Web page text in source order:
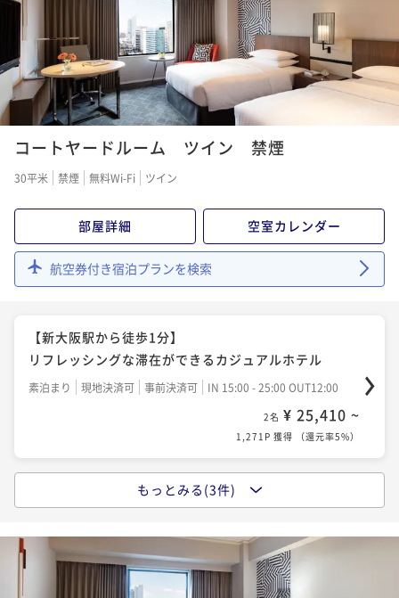
2名 ¥ 33,252 ~
1,663P 獲得 （還元率5%
3 ｄａｙｓ ｓｔａｙ ～連泊ステイ～
素泊まり 現地決済可 事前決済可 IN 15:00 - 25:00 OUT12:00
2名 ¥ 62,920 ~
3 days stay ～ ～連泊ステイ～ (朝食付)
朝食付き 現地決済可 事前決済可 IN 15:00 - 25:00 OUT12:00
2名 ¥ 89,778 ~
コートヤードルーム ツイン 禁煙
30平米 禁煙 無料Wi-Fi ツイン
部屋詳細 空室カレンダー
航空券付き宿泊プランを検索
【新大阪駅から徒歩1分】
リフレッシングな滞在ができるカジュアルホテル
素泊まり 現地決済可 事前決済可 IN 15:00 - 25:00 OUT12:00
2名 ¥ 25,410 ~
1,271P 獲得 （還元率5%）
【新大阪駅から徒歩1分】
朝食付き IN 15:00 - 25:00 OUT12:00
2名 ¥ 33,252 ~
もっとみる(3件)